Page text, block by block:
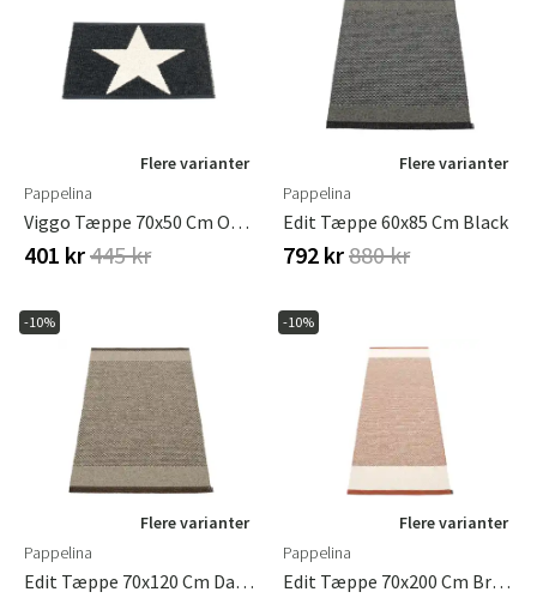
Flere varianter
Pappelina
Viggo Tæppe 70x50 Cm One Black / Vanilla
401 kr445 kr
Flere varianter
Pappelina
Edit Tæppe 60x85 Cm Black
792 kr880 kr
-10%
Flere varianter
Pappelina
Edit Tæppe 70x120 Cm Dark Brown
-10%
Flere varianter
Pappelina
Edit Tæppe 70x200 Cm Brick